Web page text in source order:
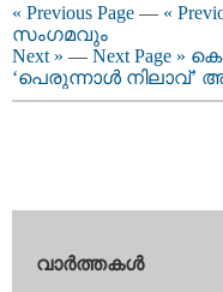
« Previous Page — «
സംഗമവും
Next » — Next Page »
‘പെരുന്നാൾ നിലാവ്’
വാര്‍ത്തകള്‍